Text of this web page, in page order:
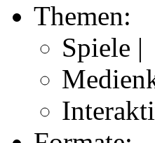
Themen:
Spiele |